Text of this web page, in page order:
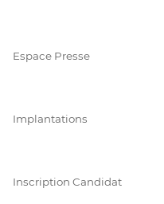
Espace Presse
Implantations
Inscription Candidat